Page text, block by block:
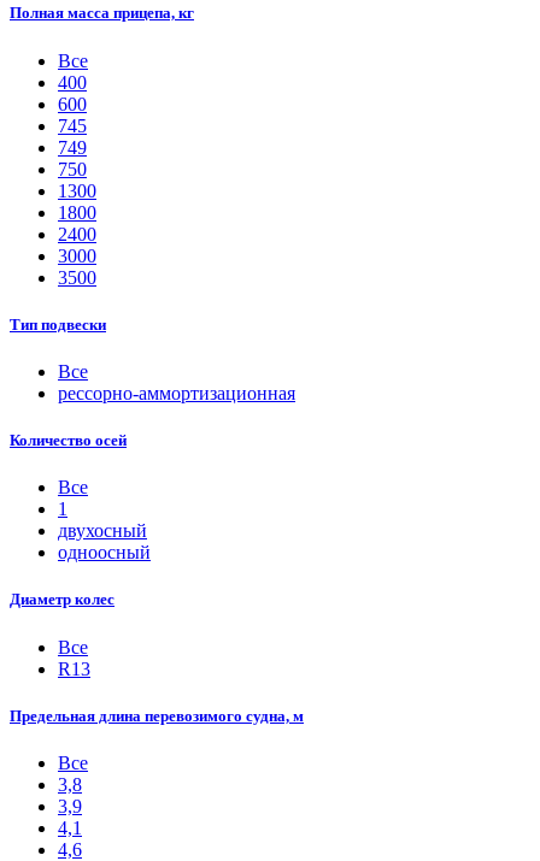
Полная масса прицепа, кг
Все
400
600
745
749
750
1300
1800
2400
3000
3500
Тип подвески
Все
рессорно-аммортизационная
Количество осей
Все
1
двухосный
одноосный
Диаметр колес
Все
R13
Предельная длина перевозимого судна, м
Все
3,8
3,9
4,1
4,6